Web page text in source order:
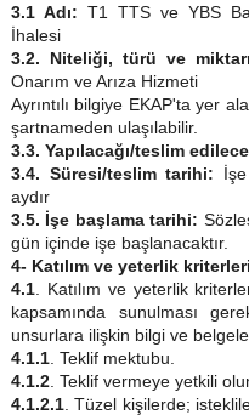
3.1 Adı: T1 TTS ve YBS
İhalesi
3.2. Niteliği, türü ve
Onarım ve Arıza Hizmeti
Ayrıntılı bilgiye EKAP'ta yer
şartnameden ulaşılabilir.
3.3. Yapılacağı/teslim
3.4. Süresi/teslim tarihi:
aydır
3.5. İşe başlama tarihi:
gün içinde işe başlanacaktır.
4- Katılım ve yeterlik
4.1. Katılım ve yeterlik
kapsamında sunulması
unsurlara ilişkin bilgi ve
4.1.1. Teklif mektubu.
4.1.2. Teklif vermeye yetkili
4.1.2.1. Tüzel kişilerde;